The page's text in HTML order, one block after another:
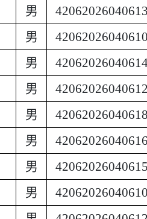
男
男
男
男
男
男
男
男